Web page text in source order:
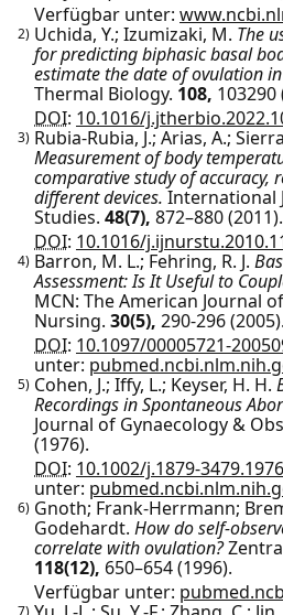
Verfügbar unter:
2) Uchida, Y.; Izumizaki, M. The
for predicting biphasic basal
estimate the date of ovulation
Thermal Biology. 108, 103290
DOI: 10.1016/
3) Rubia-Rubia, J.; Arias, A.;
Measurement of body
comparative study of accuracy,
different devices. International
Studies. 48(7), 872–880(2011).
DOI: 10.1016/
4) Barron, M. L.; Fehring, R. J.
Assessment: Is It Useful to
MCN: The American Journal
Nursing. 30(5), 290-296(2005).
DOI: 10.1097/00005721-
unter:
5) Cohen, J.; Iffy, L.; Keyser, H. H.
Recordings in Spontaneous
Journal of Gynaecology &
(1976).
DOI: 10.1002/j.1879-
unter:
6) Gnoth; Frank-Herrmann;
Godehardt. How do self-
correlate with ovulation?
118(12), 650–654(1996).
Verfügbar unter:
7)